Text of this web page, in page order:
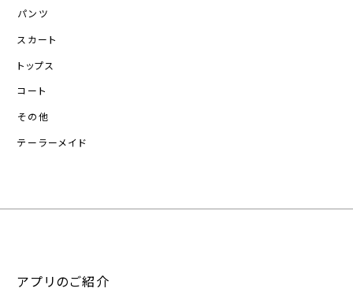
パンツ
スカート
トップス
コート
その他
テーラーメイド
アプリのご紹介